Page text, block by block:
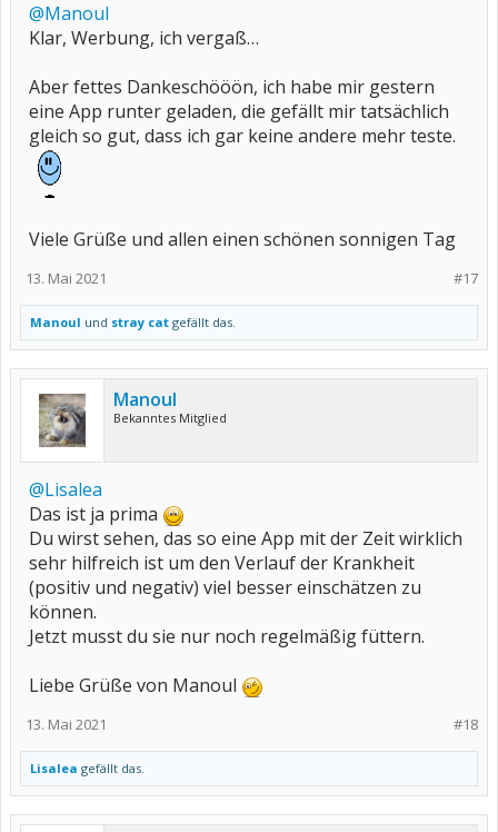
@Manoul
Klar, Werbung, ich vergaß…
Aber fettes Dankeschööön, ich habe mir gestern
eine App runter geladen, die gefällt mir tatsächlich
gleich so gut, dass ich gar keine andere mehr teste.
Viele Grüße und allen einen schönen sonnigen Tag
#17
13. Mai 2021
Manoul und stray cat gefällt das.
Manoul
Bekanntes Mitglied
@Lisalea
Das ist ja prima
Du wirst sehen, das so eine App mit der Zeit wirklich
sehr hilfreich ist um den Verlauf der Krankheit
(positiv und negativ) viel besser einschätzen zu
können.
Jetzt musst du sie nur noch regelmäßig füttern.
Liebe Grüße von Manoul
#18
13. Mai 2021
Lisalea gefällt das.